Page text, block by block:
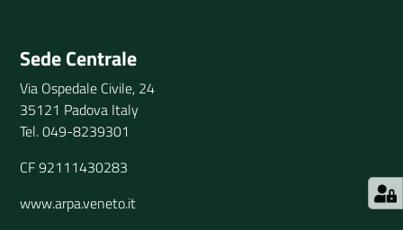
Sede Centrale
Via Ospedale Civile, 24
35121 Padova Italy
Tel. 049-8239301
CF 92111430283
www.arpa.veneto.it